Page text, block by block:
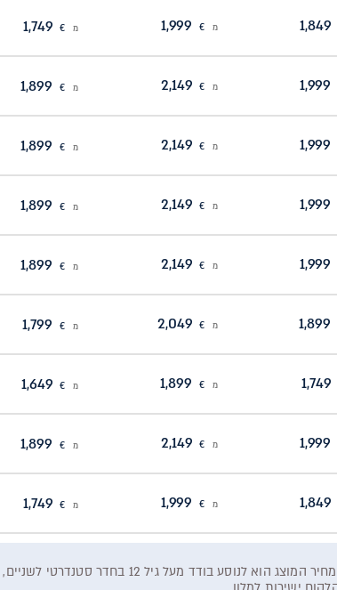
מ € מ €
מ € מ €
מ € מ €
מ € מ €
מ € מ €
מ € מ €
מ € מ €
מ € מ €
מ € מ €
המחיר המוצג וזמינות החופשה כפופים לזמינות רכיבי